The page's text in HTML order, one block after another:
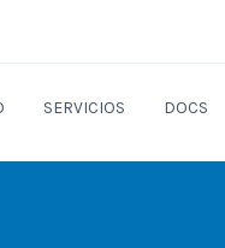
SERVICIOS DOCS